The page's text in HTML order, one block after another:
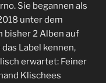
Sie begannen als
unter dem
bisher 2 Alben auf
Label kennen,
erwartet: Feiner
Klischees